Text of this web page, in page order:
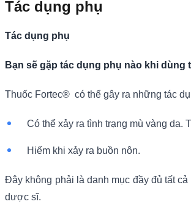
Tác dụng phụ
Tác dụng phụ
Bạn sẽ gặp tác dụng phụ nào khi dùng
Thuốc Fortec® có thể gây ra những tác
Có thể xảy ra tình trạng mù vàng da.
Hiếm khi xảy ra buồn nôn.
Đây không phải là danh mục đầy đủ tất
dược sĩ.